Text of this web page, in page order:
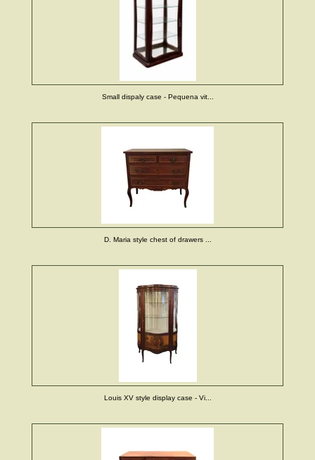
Small dispaly case - Pequena vit...
D. Maria style chest of drawers ...
Louis XV style display case - Vi...